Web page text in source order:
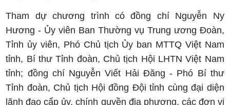
Tham dự chương trình có đồng chí Nguyễn Ny
Hương - Ủy viên Ban Thường vụ Trung ương Đoàn,
Tỉnh ủy viên, Phó Chủ tịch Ủy ban MTTQ Việt Nam
tỉnh, Bí thư Tỉnh đoàn, Chủ tịch Hội LHTN Việt Nam
tỉnh; đồng chí Nguyễn Viết Hải Đăng - Phó Bí thư
Tỉnh đoàn, Chủ tịch Hội đồng Đội tỉnh cùng đại diện
lãnh đạo cấp ủy, chính quyền địa phương, các đơn vị